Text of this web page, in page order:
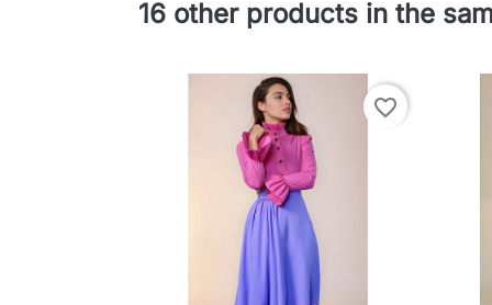
16 other products in the
favorite_border